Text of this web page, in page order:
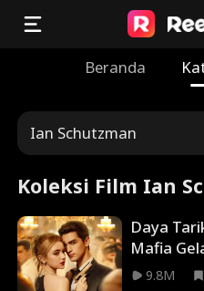
Beranda
Ian Schutzman
Koleksi Film Ian
Daya
Mafia
9.8M